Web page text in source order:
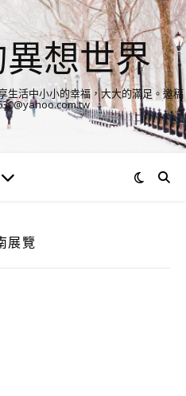
想世界
生活中小小的幸福，大大的滿足。邀稿
展覽